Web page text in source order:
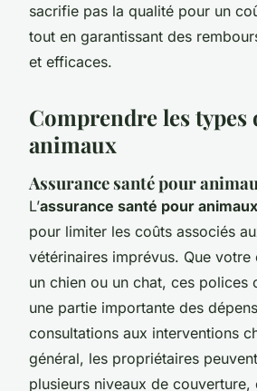
sacrifie pas la qualité pour un
tout en garantissant des
et efficaces.
Comprendre les types
animaux
Assurance santé pour
L’assurance santé pour animaux
pour limiter les coûts associés
vétérinaires imprévus. Que
un chien ou un chat, ces polices
une partie importante des
consultations aux interventions
général, les propriétaires
plusieurs niveaux de